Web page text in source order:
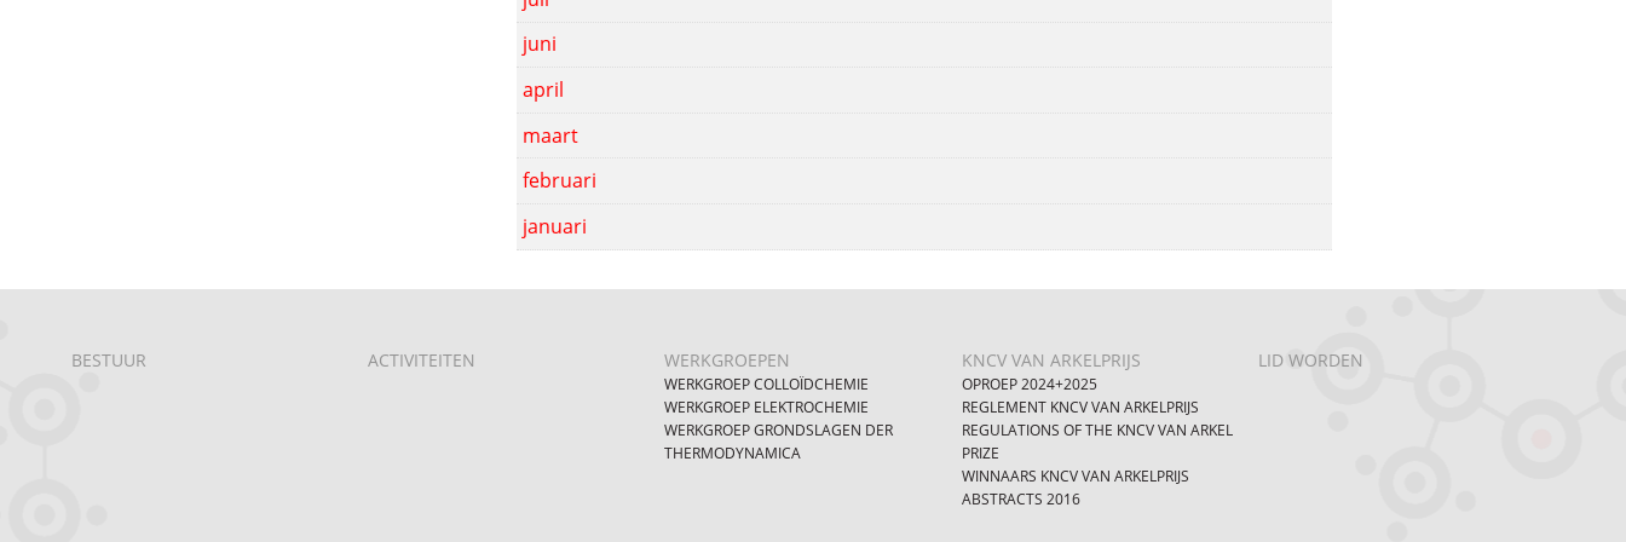
juni
april
maart
februari
januari
BESTUUR ACTIVITEITEN WERKGROEPEN
WERKGROEP COLLOÏDCHEMIE
WERKGROEP ELEKTROCHEMIE
WERKGROEP GRONDSLAGEN DER
THERMODYNAMICA
KNCV VAN ARKELPRIJS
OPROEP 2024+2025
REGLEMENT KNCV VAN ARKELPRIJS
REGULATIONS OF THE KNCV VAN ARKEL
PRIZE
WINNAARS KNCV VAN ARKELPRIJS
ABSTRACTS 2016
LID WORDEN